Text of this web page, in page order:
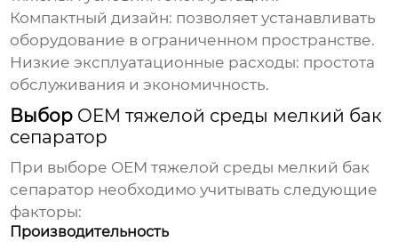
Компактный дизайн: позволяет устанавливать
оборудование в ограниченном пространстве.
Низкие эксплуатационные расходы: простота
обслуживания и экономичность.
Выбор OEM тяжелой среды мелкий бак
сепаратор
При выборе OEM тяжелой среды мелкий бак
сепаратор необходимо учитывать следующие
факторы:
Производительность